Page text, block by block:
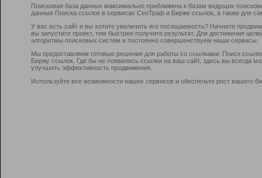
Поисковая база данных максимально приближена к базам ведущих
данные Поиска ссылок в сервисах СеоТраф и Бирже ссылок, а также для
У вас есть сайт и вы хотите увеличить его посещаемость? Начните
вы запустите проект, тем быстрее получите результат. Для достижения
алгоритмы поисковых систем и постоянно совершенствуем наши сервисы.
Мы предоставляем готовые решения для работы со ссылками: Поиск
Биржу ссылок. Где бы не появились ссылки на ваш сайт, здесь вы всегда
улучшить эффективность продвижения.
Используйте все возможности наших сервисов и обеспечьте рост вашего